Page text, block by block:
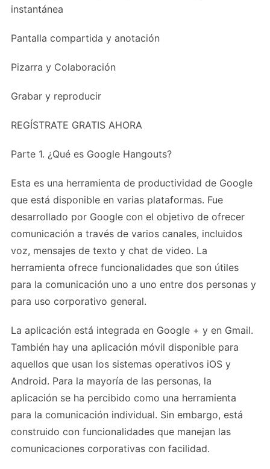
instantánea
Pantalla compartida y anotación
Pizarra y Colaboración
Grabar y reproducir
REGÍSTRATE GRATIS AHORA
Parte 1. ¿Qué es Google Hangouts?
Esta es una herramienta de productividad de Google
que está disponible en varias plataformas. Fue
desarrollado por Google con el objetivo de ofrecer
comunicación a través de varios canales, incluidos
voz, mensajes de texto y chat de video. La
herramienta ofrece funcionalidades que son útiles
para la comunicación uno a uno entre dos personas y
para uso corporativo general.
La aplicación está integrada en Google + y en Gmail.
También hay una aplicación móvil disponible para
aquellos que usan los sistemas operativos iOS y
Android. Para la mayoría de las personas, la
aplicación se ha percibido como una herramienta
para la comunicación individual. Sin embargo, está
construido con funcionalidades que manejan las
comunicaciones corporativas con facilidad.